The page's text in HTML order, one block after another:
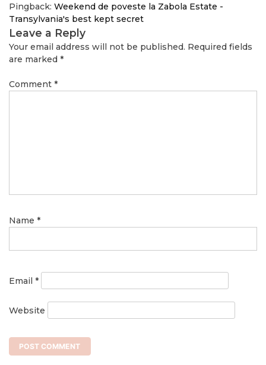
Pingback: Weekend de poveste la Zabola Estate -
Transylvania's best kept secret
Leave a Reply
Your email address will not be published. Required fields
are marked *
Comment *
Name *
Email *
Website